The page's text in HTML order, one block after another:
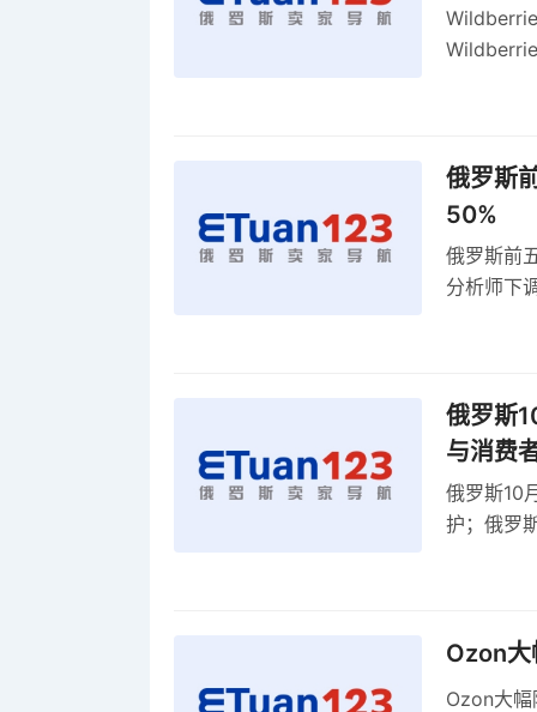
俄罗斯
50%
俄罗斯前
分析师下
俄罗斯
与消费
俄罗斯10
护；俄罗
Ozon大
Ozon大